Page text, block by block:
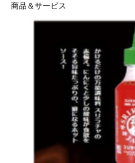
商品＆サービス